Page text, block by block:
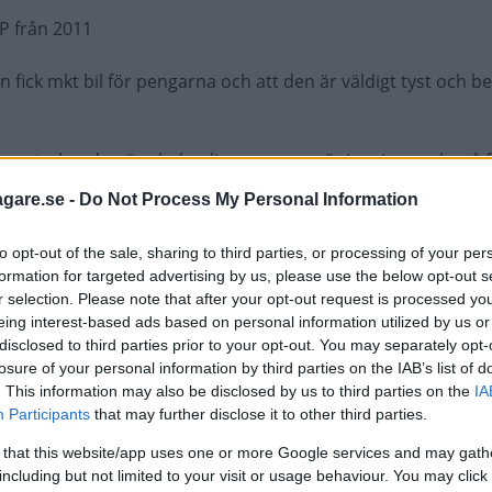
- Do Not Process My Personal Information
opt-out of the sale, sharing to third parties, or processing of your
for targeted advertising by us, please use the below opt-out
selection. Please note that after your opt-out request is processed
interest-based ads based on personal information utilized by us
to third parties prior to your opt-out. You may separately
of your personal information by third parties on the IAB’s list of
This information may also be disclosed by us to third parties on the
Participants that may further disclose it to other third parties.
that this website/app uses one or more Google services and may
but not limited to your visit or usage behaviour. You may
från 2011
fick mkt bil för pengarna och att den är väldigt tyst och
tycker den är obehaglig men man vänjer sig ganska så
med bilen och kan absolut tänka mig köpa en ny Peugeot
på en ny Volvo V40
min huvudfarkost är en BMW -325i -92.
väl allt. BMWs hållbaraste motor M50, går att